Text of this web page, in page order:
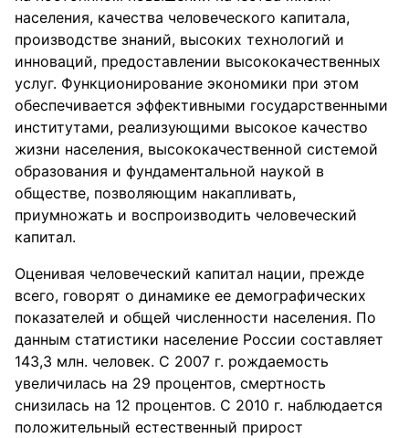
населения, качества человеческого капитала,
производстве знаний, высоких технологий и
инноваций, предоставлении высококачественных
услуг. Функционирование экономики при этом
обеспечивается эффективными государственными
институтами, реализующими высокое качество
жизни населения, высококачественной системой
образования и фундаментальной наукой в
обществе, позволяющим накапливать,
приумножать и воспроизводить человеческий
капитал.
Оценивая человеческий капитал нации, прежде
всего, говорят о динамике ее демографических
показателей и общей численности населения. По
данным статистики население России составляет
143,3 млн. человек. С 2007 г. рождаемость
увеличилась на 29 процентов, смертность
снизилась на 12 процентов. С 2010 г. наблюдается
положительный естественный прирост